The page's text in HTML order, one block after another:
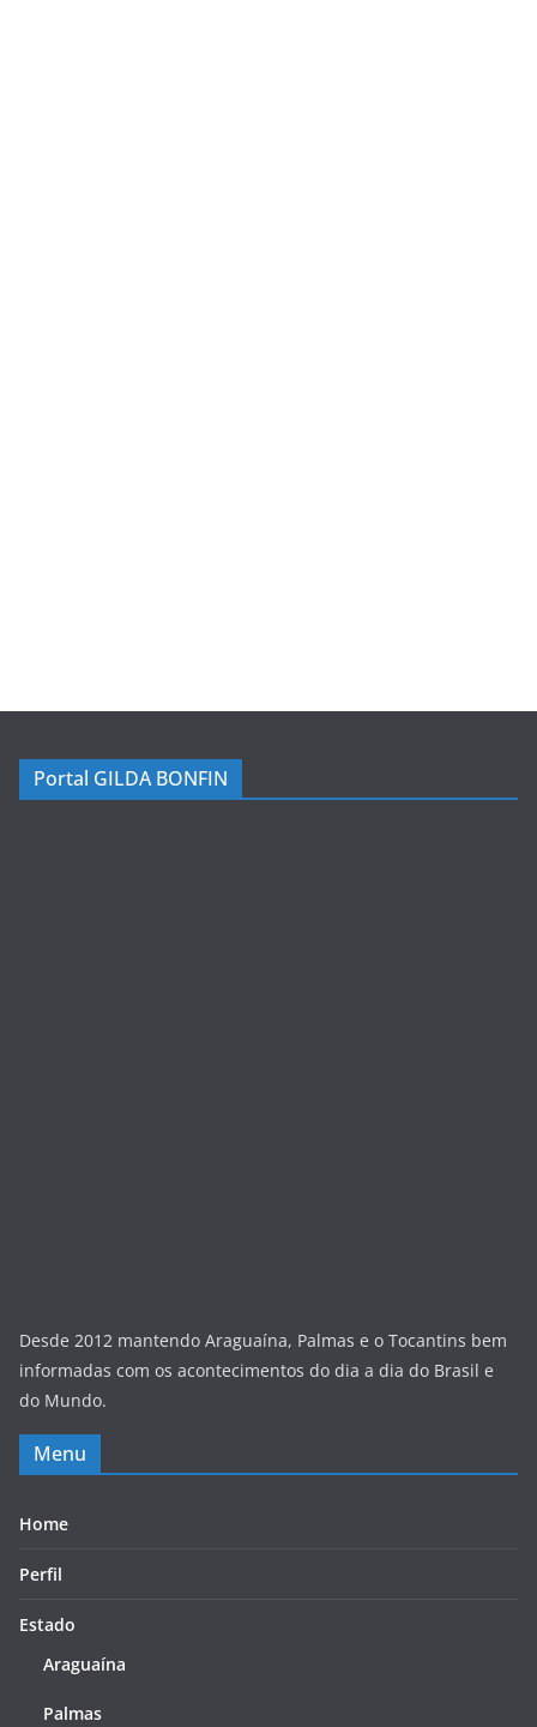
Portal GILDA BONFIN
Desde 2012 mantendo Araguaína, Palmas e o Tocantins bem
informadas com os acontecimentos do dia a dia do Brasil e
do Mundo.
Menu
Home
Perfil
Estado
Araguaína
Palmas